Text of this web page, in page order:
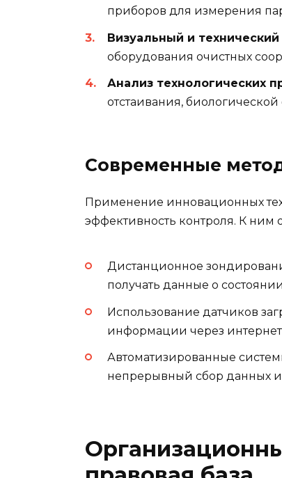
приборов для измерения
Визуальный и
оборудования очистных
Анализ технологических
отстаивания, биологической
Современные
Применение инновационных
эффективность контроля. К ним
Дистанционное
получать данные о
Использование датчиков
информации через
Автоматизированные
непрерывный сбор данных